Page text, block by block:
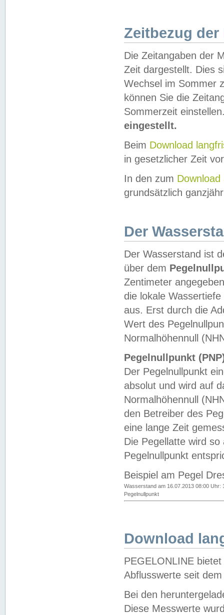
Zeitbezug der
Die Zeitangaben der
Zeit dargestellt. Dies
Wechsel im Sommer
können Sie die
Sommerzeit
eingestellt.
Beim Download
in gesetzlicher Zeit
In den zum Download
grundsätzlich
Der
Der Wasserstand ist
über dem
Zentimeter
die lokale
aus. Erst durch die
Wert des
Normalhöhennull
Pegelnullpunkt
Der Pegelnullpunkt
absolut und wird auf
Normalhöhennull
den Betreiber des
eine lange Zeit
Die Pegellatte wird
Pegelnullpunkt
Beispiel am Pegel
Wasserstand am 16.07.2013 08:00 Uhr:
Pegelnullpunkt
Download
PEGELONLINE
Abflusswerte seit
Bei den
Diese Messwerte